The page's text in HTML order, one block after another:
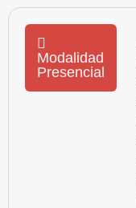
Modalidad
Presencial